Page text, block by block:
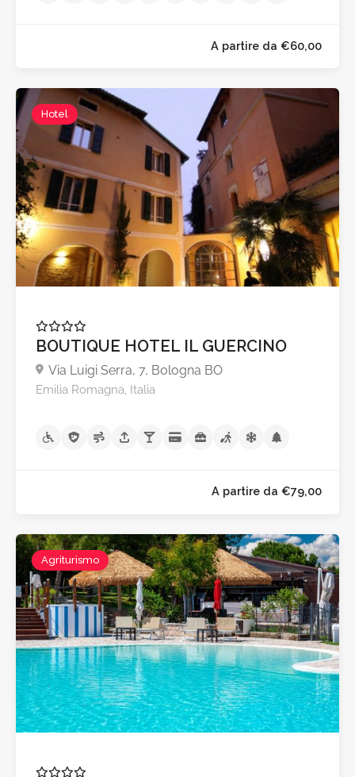
Hotel
BOUTIQUE HOTEL IL GUERCINO
Via Luigi Serra, 7, Bologna BO
Emilia Romagna, Italia
Agriturismo